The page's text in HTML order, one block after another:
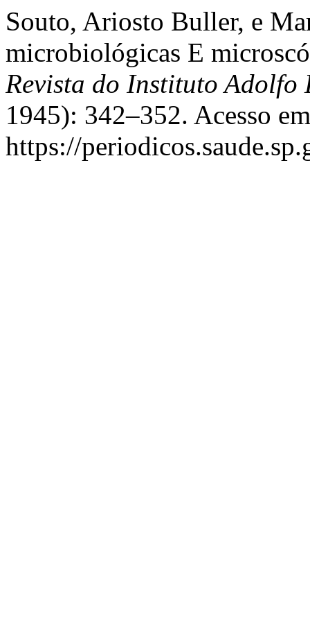
Souto, Ariosto Buller, e
microbiológicas E
Revista do Instituto Adolfo
1945): 342–352. Acesso
https://